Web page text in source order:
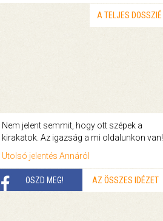
A TELJES DOSSZIÉ
Nem jelent semmit, hogy ott szépek a
kirakatok. Az igazság a mi oldalunkon van!
Utolsó jelentés Annáról
OSZD MEG! AZ ÖSSZES IDÉZET